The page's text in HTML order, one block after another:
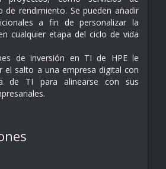
de rendimiento. Se pueden añadir
a fin de personalizar la
cualquier etapa del ciclo de vida
de inversión en TI de HPE le
el salto a una empresa digital con
de TI para alinearse con sus